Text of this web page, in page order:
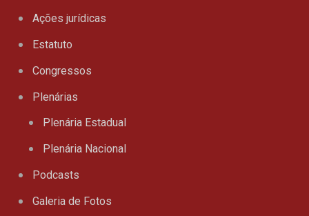
Ações jurídicas
Estatuto
Congressos
Plenárias
Plenária Estadual
Plenária Nacional
Podcasts
Galeria de Fotos